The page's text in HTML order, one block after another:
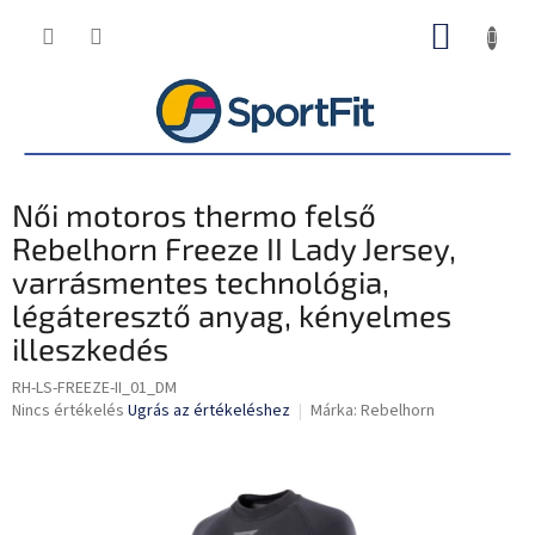
KOSÁR
Női motoros thermo felső
Rebelhorn Freeze II Lady Jersey,
varrásmentes technológia,
légáteresztő anyag, kényelmes
illeszkedés
RH-LS-FREEZE-II_01_DM
A
Nincs értékelés Ugrás az értékeléshez Márka: Rebelhorn